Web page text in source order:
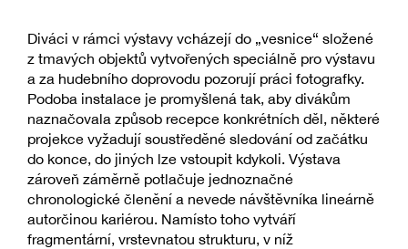
Diváci v rámci výstavy vcházejí do „vesnice“ složené
z tmavých objektů vytvořených speciálně pro výstavu
a za hudebního doprovodu pozorují práci fotografky.
Podoba instalace je promyšlená tak, aby divákům
naznačovala způsob recepce konkrétních děl, některé
projekce vyžadují soustředěné sledování od začátku
do konce, do jiných lze vstoupit kdykoli. Výstava
zároveň záměrně potlačuje jednoznačné
chronologické členění a nevede návštěvníka lineárně
autorčinou kariérou. Namísto toho vytváří
fragmentární, vrstevnatou strukturu, v níž